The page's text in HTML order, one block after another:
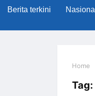
Berita terkini Nasional
Home
Tag: